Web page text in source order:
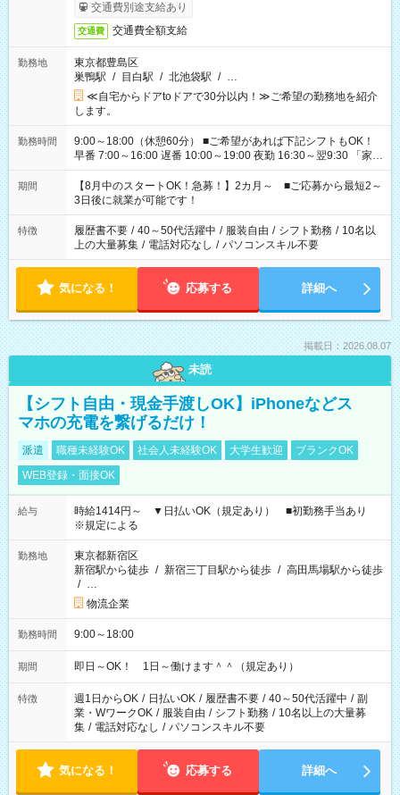
交通費別途支給あり
交通費 交通費全額支給
勤務地
東京都豊島区
巣鴨駅 / 目白駅 / 北池袋駅 / …
≪自宅からドアtoドアで30分以内！≫ご希望の勤務地を紹介
します。
勤務時間
9:00～18:00（休憩60分） ■ご希望があれば下記シフトもOK！
早番 7:00～16:00 遅番 10:00～19:00 夜勤 16:30～翌9:30 「家族
と休みを合わせたい」 「余裕を持って夕飯の準備がしたい」
「できれば残業はしたくない」 など、ご希望を教えてください
ね。 ※Wワーク希望の方へ 今ご覧のお仕事で希望する勤務時間
と、もう1つのお仕事の勤務時間。 合計で週40時間を超える場
合は応募できません。
期間
【8月中のスタートOK！急募！】2カ月～ ■ご応募から最短2～
3日後に就業が可能です！
特徴 履歴書不要 / 40～50代活躍中 / 服装自由 / シフト勤務 / 10名以
上の大量募集 / 電話対応なし / パソコンスキル不要
気になる！ 応募する 詳細へ
掲載日：2026.08.07
未読
【シフト自由・現金手渡しOK】iPhoneなどス
マホの充電を繋げるだけ！
派遣 職種未経験OK 社会人未経験OK 大学生歓迎
ブランクOK
WEB登録・面接OK
給与
時給1414円～ ▼日払いOK（規定あり） ■初勤務手当あり
※規定による
勤務地
東京都新宿区
新宿駅から徒歩 / 新宿三丁目駅から徒歩 / 高田馬場駅から徒歩
/ …
物流企業
勤務時間 9:00～18:00
期間 即日～OK！ 1日～働けます＾＾（規定あり）
特徴 週1日からOK / 日払いOK / 履歴書不要 / 40～50代活躍中 / 副
業・WワークOK / 服装自由 / シフト勤務 / 10名以上の大量募
集 / 電話対応なし / パソコンスキル不要
気になる！ 応募する 詳細へ